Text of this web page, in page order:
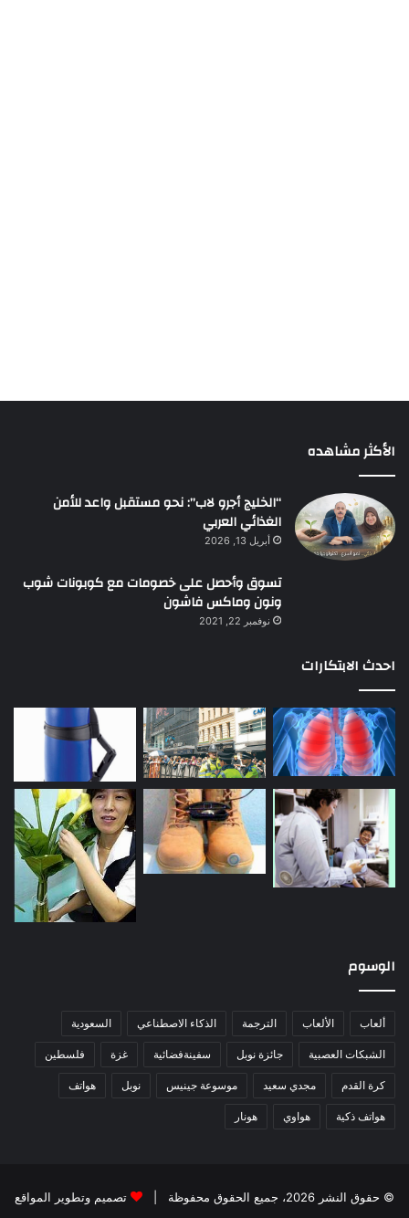
الأكثر مشاهده
“الخليج أجرو لاب”: نحو مستقبل واعد للأمن
الغذائي العربي
أبريل 13, 2026
تسوق وأحصل على خصومات مع كوبونات شوب
ونون وماكس فاشون
نوفمبر 22, 2021
احدث الابتكارات
الوسوم
ألعاب الألعاب الترجمة الذكاء الاصطناعي السعودية
الشبكات العصبية جائزة نوبل سفينةفضائية غزة فلسطين
كرة القدم مجدي سعيد موسوعة جينيس نوبل هواتف
هواتف ذكية هواوي هونار
© حقوق النشر 2026، جميع الحقوق محفوظة | تصميم وتطوير المواقع